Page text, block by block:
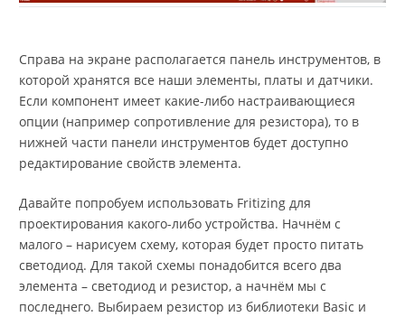
Справа на экране располагается панель инструментов, в
которой хранятся все наши элементы, платы и датчики.
Если компонент имеет какие-либо настраивающиеся
опции (например сопротивление для резистора), то в
нижней части панели инструментов будет доступно
редактирование свойств элемента.
Давайте попробуем использовать Fritizing для
проектирования какого-либо устройства. Начнём с
малого – нарисуем схему, которая будет просто питать
светодиод. Для такой схемы понадобится всего два
элемента – светодиод и резистор, а начнём мы с
последнего. Выбираем резистор из библиотеки Basic и